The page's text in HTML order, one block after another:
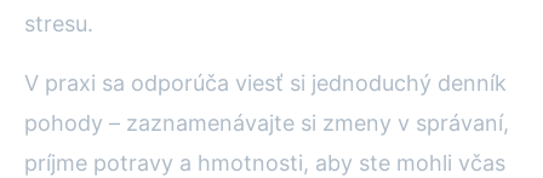
stresu.
V praxi sa odporúča viesť si jednoduchý denník
pohody – zaznamenávajte si zmeny v správaní,
príjme potravy a hmotnosti, aby ste mohli včas